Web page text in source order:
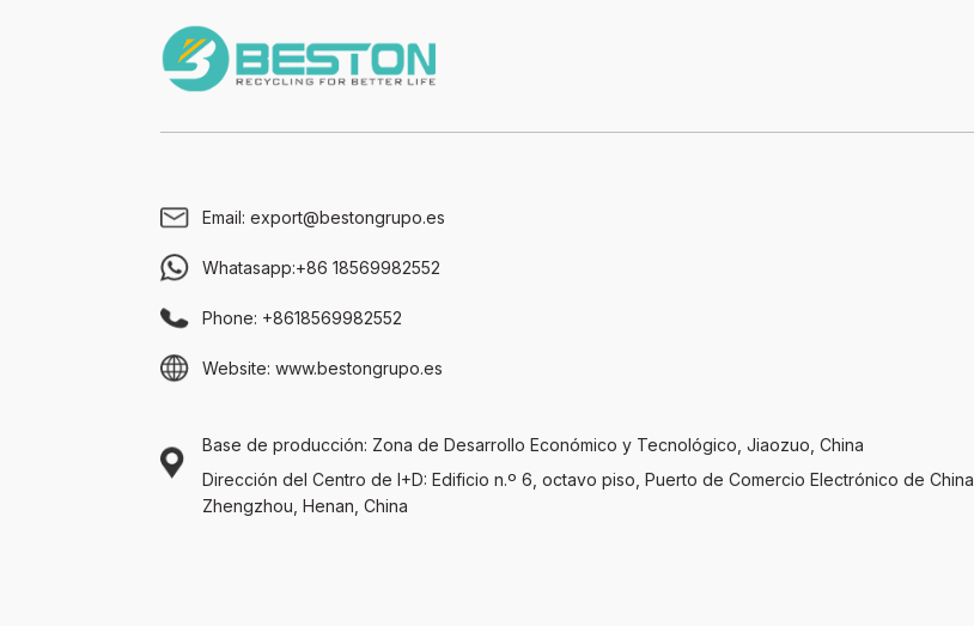
Email:export@bestongrupo.es
Whatasapp:+86 18569982552
Phone: +8618569982552
Website:www.bestongrupo.es
Base de producción: Zona de Desarrollo Económico y Tecnológico, Jiaozuo, China
Dirección del Centro de I+D: Edificio n.º 6, octavo piso, Puerto de Comercio Electrónico de China,
Zhengzhou, Henan, China